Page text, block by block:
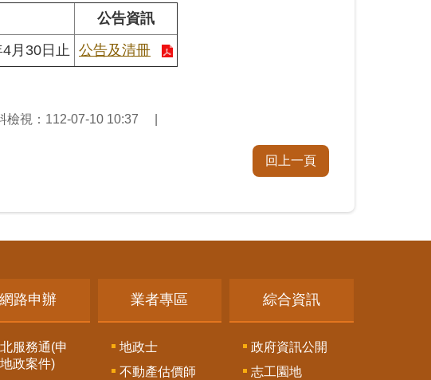
公告資訊
月30日止 公告及清冊
檢視：112-07-10 10:37
回上一頁
網路申辦
服務通(申
政案件)
業者專區
地政士
不動產估價師
綜合資訊
政府資訊公開
志工園地